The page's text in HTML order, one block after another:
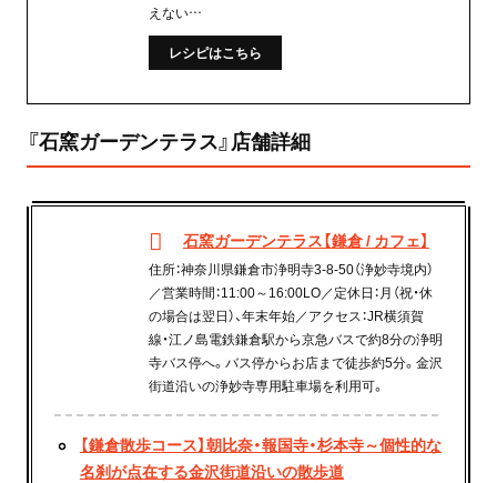
えない…
レシピはこちら
『石窯ガーデンテラス』店舗詳細
石窯ガーデンテラス【鎌倉 / カフェ】
住所：神奈川県鎌倉市浄明寺3-8-50（浄妙寺境内）
／営業時間：11:00～16:00LO／定休日：月（祝・休
の場合は翌日）、年末年始／アクセス：JR横須賀
線・江ノ島電鉄鎌倉駅から京急バスで約8分の浄明
寺バス停へ。バス停からお店まで徒歩約5分。金沢
街道沿いの浄妙寺専用駐車場を利用可。
【鎌倉散歩コース】朝比奈・報国寺・杉本寺～個性的な
名刹が点在する金沢街道沿いの散歩道